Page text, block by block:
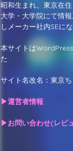
昭和生まれ。東京在住
大学・大学院にて情
しメーカー社内SEに
本サイトは
た
サイト名改名：東京
▶運営者情報
▶お問い合わせ(レビ